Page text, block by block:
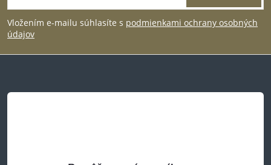
á
p
t
Vložením e-mailu súhlasíte s podmienkami ochrany osobných
údajov